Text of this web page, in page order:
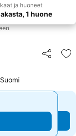
ja huoneet
1 huone
Jaa